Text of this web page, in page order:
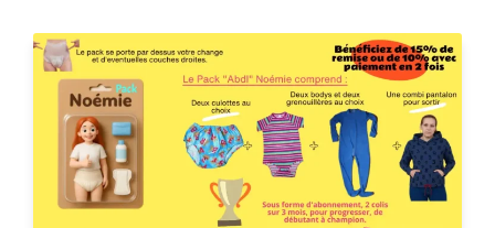
bo
ok
tte
r
ail ag
er